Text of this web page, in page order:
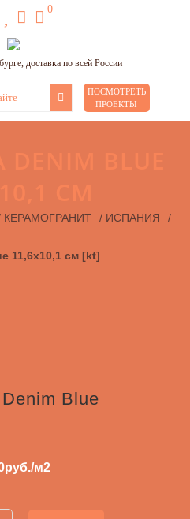
0
доставка по всей России
ПОСМОТРЕТЬ
ПРОЕКТЫ
КЕРАМОГРАНИТ / ИСПАНИЯ
/
11,6х10,1 см [kt]
Blue
руб./м2